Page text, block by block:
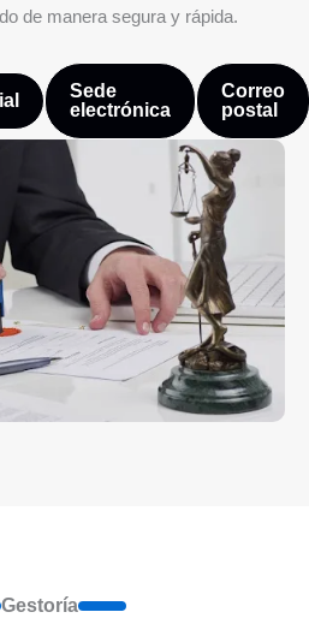
de manera segura y rápida.
Sede
electrónica
Correo
postal
Gestoría